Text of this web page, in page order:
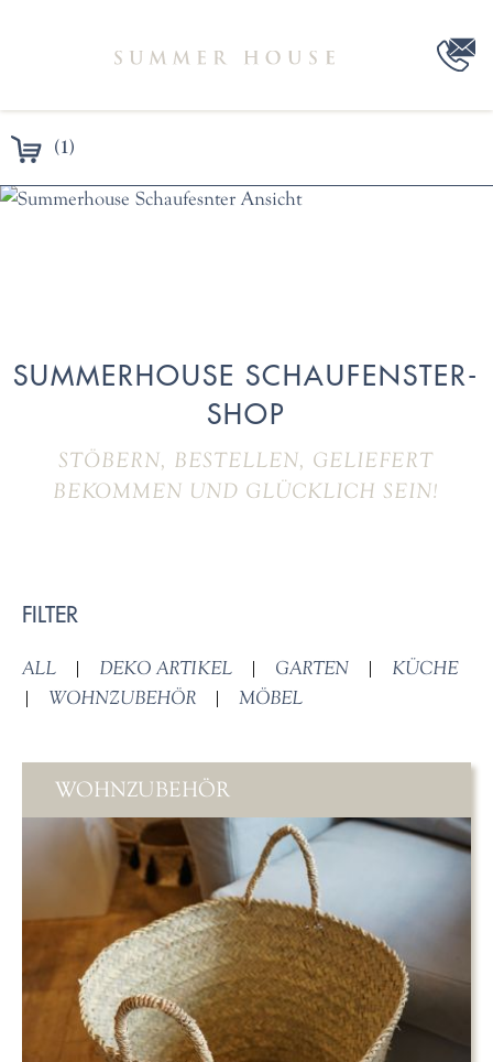
(1)
SUMMERHOUSE SCHAUFENSTER-
SHOP
STÖBERN, BESTELLEN, GELIEFERT
BEKOMMEN UND GLÜCKLICH SEIN!
FILTER
ALL | DEKO ARTIKEL | GARTEN |
KÜCHE
|
WOHNZUBEHÖR | MÖBEL
WOHNZUBEHÖR